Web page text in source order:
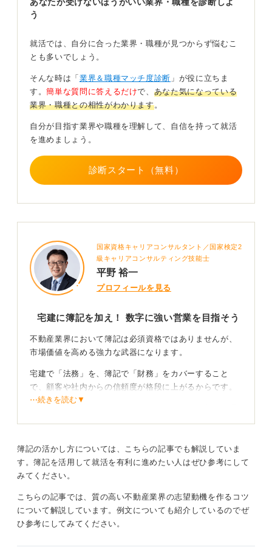
住宅販売などの現場でも、ローンの仕組みや税制を論理
経営的な視点を持って資産を扱えるというアピールは、
資格の有無にかかわらず、数字に強い姿勢を示すことで
あなたの評価は一段と向上するでしょう。
0
う
就活では、自分に合った業界・職種が見つからず悩むこ
とも多いでしょう。
そんな時は「 業界＆職種マッチ度診断 」が役に立ちま
す。簡単な質問に答えるだけで、 あなた気になっている
業界・職種との相性がわかります。
自分が目指す業界や職種を理解して、自信を持って就活
を進めましょう。
診断スタート（無料）
国家資格キャリアコンサルタント／国家検定2
級キャリアコンサルティング技能士
平野 裕一
プロフィールを見る
宅建に簿記を加え！ 数字に強い営業を目指そう
不動産業界において簿記は必須資格ではありませんが、
市場価値を高める強力な武器になります。
宅建で「法務」を、簿記で「財務」をカバーすること
で、顧客や社内からの信頼度が格段に上がるからです。
財務視点の提案力で唯一無二の存在になろう
選考で「宅建＋簿記」の組み合わせがあれば、法的なル
ールを守りつつ経営的な視点で利益を考えられる人材だ
と証明できます。
⋯続きを読む▼
簿記の活かし方については、こちらの記事でも解説していま
す。簿記を活用して就活を有利に進めたい人はぜひ参考にして
みてください。
こちらの記事では、質の高い不動産業界の志望動機を作るコツ
について解説しています。例文についても紹介しているのでぜ
ひ参考にしてみてください。